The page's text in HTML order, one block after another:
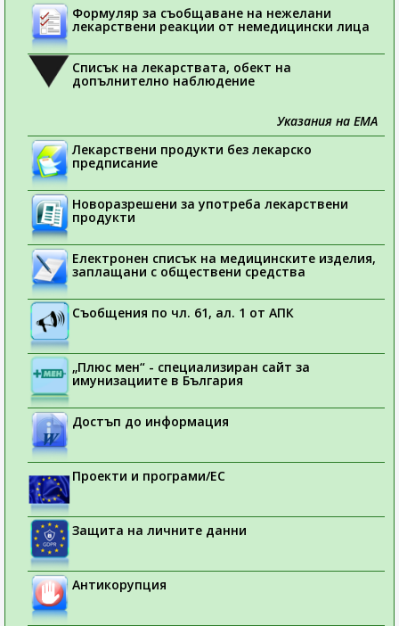
Формуляр за съобщаване на нежелани
лекарствени реакции от немедицински лица
Списък на лекарствата, обект на
допълнително наблюдение
Указания на ЕМА
Лекарствени продукти без лекарско
предписание
Новоразрешени за употреба лекарствени
продукти
Електронен списък на медицинските изделия,
заплащани с обществени средства
Съобщения по чл. 61, ал. 1 от АПК
„Плюс мен“ - специализиран сайт за
имунизациите в България
Достъп до информация
Проекти и програми/ЕС
Защита на личните данни
Антикорупция